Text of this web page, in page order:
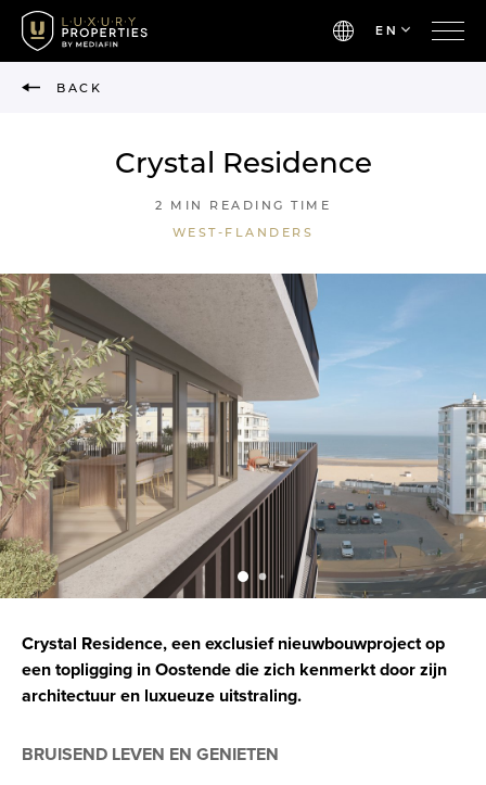
EN
BACK
Crystal Residence
2 MIN READING TIME
WEST-FLANDERS
Crystal Residence, een exclusief nieuwbouwproject op
een topligging in Oostende die zich kenmerkt door zijn
architectuur en luxueuze uitstraling.
BRUISEND LEVEN EN GENIETEN